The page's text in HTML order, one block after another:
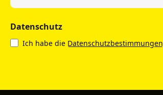
Datenschutz
Ich habe die Datenschutzbestimmungen